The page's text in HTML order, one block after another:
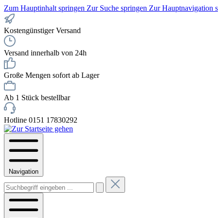
Zum Hauptinhalt springen Zur Suche springen Zur Hauptnavigation
Kostengünstiger Versand
Versand innerhalb von 24h
Große Mengen sofort ab Lager
Ab 1 Stück bestellbar
Hotline 0151 17830292
Navigation